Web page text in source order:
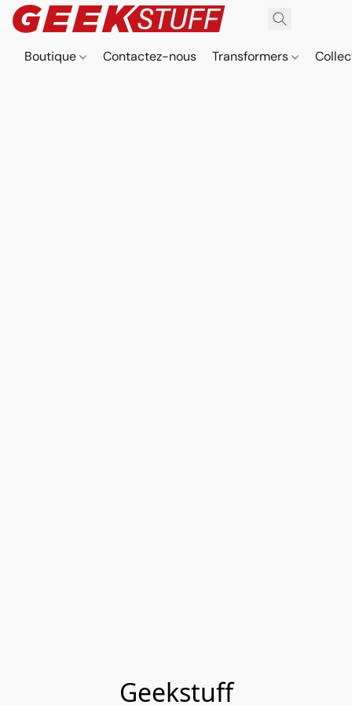
Boutique Contactez-nous Transformers
Geekstuff